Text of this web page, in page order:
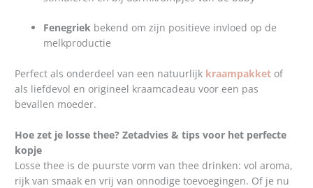
Fenegriek bekend om zijn positieve invloed op de
melkproductie
Perfect als onderdeel van een natuurlijk kraampakket of
als liefdevol en origineel kraamcadeau voor een pas
bevallen moeder.
Hoe zet je losse thee? Zetadvies & tips voor het perfecte
kopje
Losse thee is de puurste vorm van thee drinken: vol aroma,
rijk van smaak en vrij van onnodige toevoegingen. Of je nu